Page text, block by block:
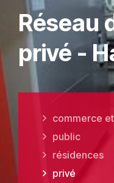
Réseau
privé -
commerce
public
résidences
privé